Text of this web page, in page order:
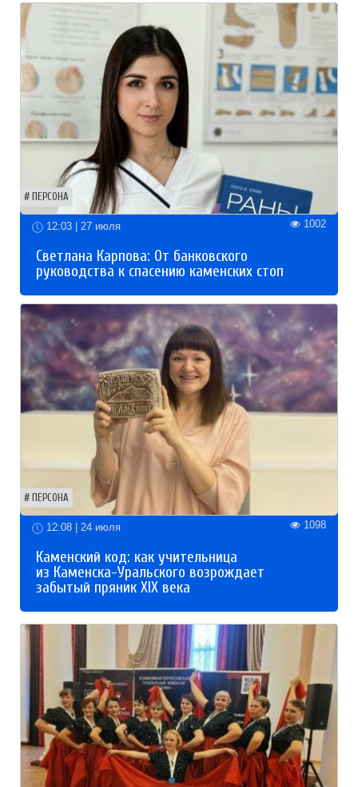
ПЕРСОНА
12:03 | 27 июля 1002
Светлана Карпова: От банковского
руководства к спасению каменских стоп
ПЕРСОНА
12:08 | 24 июля 1098
Каменский код: как учительница
из Каменска-Уральского возрождает
забытый пряник XIX века